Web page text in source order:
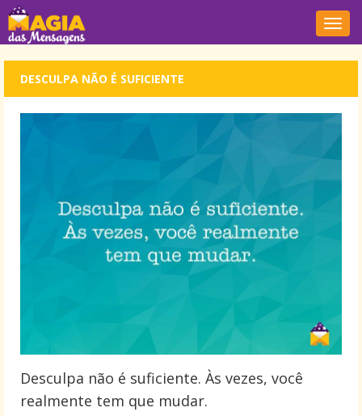
DESCULPA NÃO É SUFICIENTE
Desculpa não é suficiente. Às vezes, você
realmente tem que mudar.